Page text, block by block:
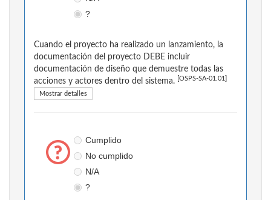
?
Cuando el proyecto ha realizado un lanzamiento, la
documentación del proyecto DEBE incluir
documentación de diseño que demuestre todas las
acciones y actores dentro del sistema.
[OSPS-SA-01.01]
Mostrar detalles
Cumplido
No cumplido
N/A
?